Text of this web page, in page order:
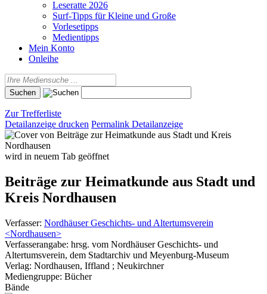
Leseratte 2026
Surf-Tipps für Kleine und Große
Vorlesetipps
Medientipps
Mein Konto
Onleihe
Zur Trefferliste
Detailanzeige drucken Permalink Detailanzeige
wird in neuem Tab geöffnet
Beiträge zur Heimatkunde aus Stadt und
Kreis Nordhausen
Verfasser: Nordhäuser Geschichts- und Altertumsverein
<Nordhausen>
Verfasserangabe: hrsg. vom Nordhäuser Geschichts- und
Altertumsverein, dem Stadtarchiv und Meyenburg-Museum
Verlag: Nordhausen, Iffland ; Neukirchner
Mediengruppe: Bücher
Bände